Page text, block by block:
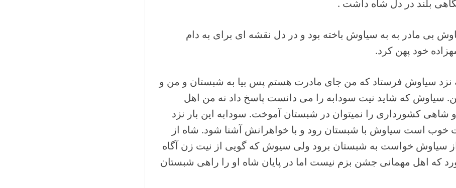
بلند در دل شاه داشت .
بی مادر به به سیاوش باخته بود و در دل نقشه ای برای به دام
خود پهن کرد.
نزد سیاوش فرستاد که من جای مادرت هستم پس بیا به شبستان و من و
سیاوش که شاید نیت سودابه را می دانست پاسخ داد نه من اهل
شاهی کشورداری را نمیتوان در شبستان آموخت. سودابه این بار نزد
است سیاوش با شبستان رود و با خواهرانش آشنا شود. شاه از
سیاوش خواست به شبستان برود ولی سیوش که گویی از نیت زن آگاه
که اهل مهمانی جشن بزم نیست اما در پایان شاه او را راهی شبستان